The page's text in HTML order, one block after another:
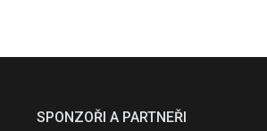
SPONZOŘI A PARTNEŘI